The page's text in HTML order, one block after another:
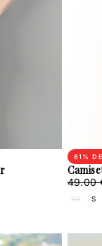
61 %
19.00
Prix
régulier
49.00
XS S